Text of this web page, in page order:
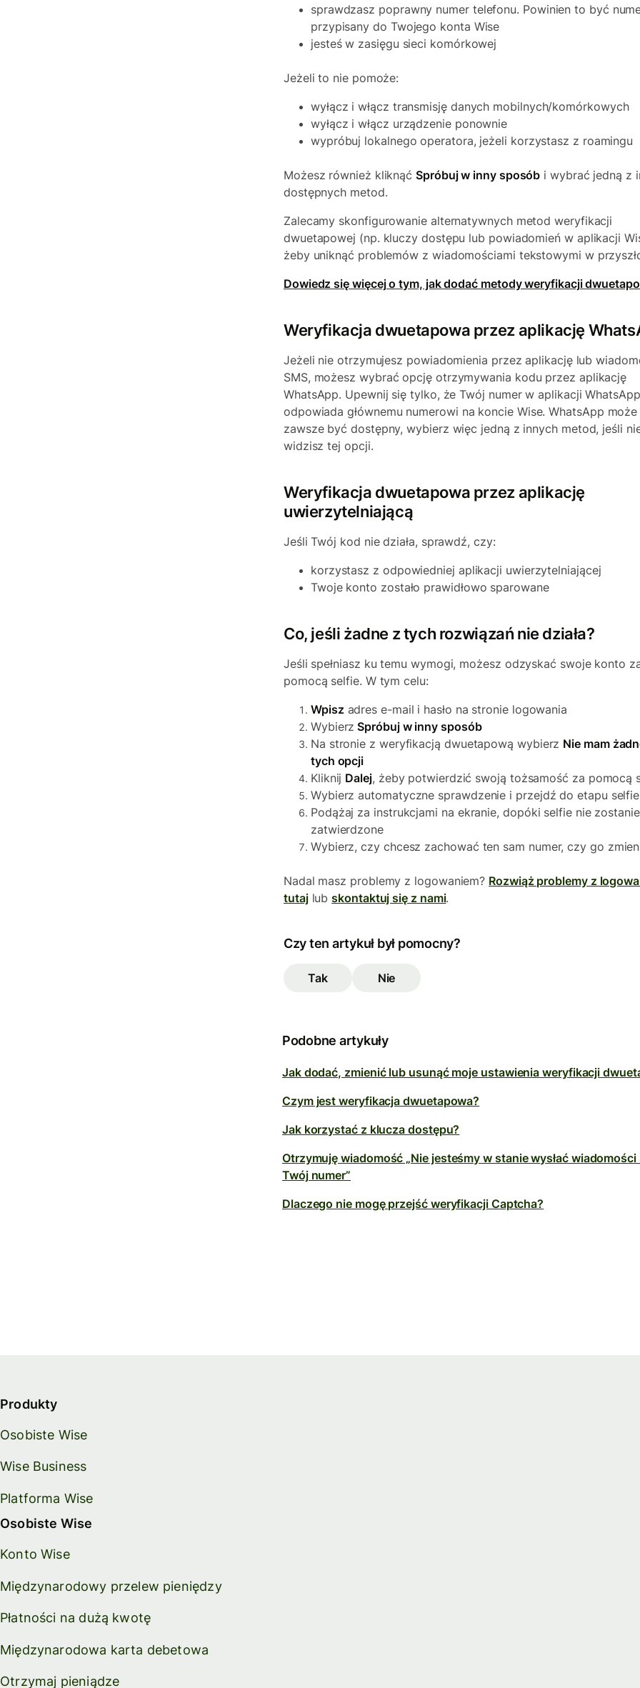
sprawdzasz poprawny numer telefonu. Powinien to być
przypisany do Twojego konta Wise
jesteś w zasięgu sieci komórkowej
Jeżeli to nie pomoże:
wyłącz i włącz transmisję danych mobilnych/komórkowych
wyłącz i włącz urządzenie ponownie
wypróbuj lokalnego operatora, jeżeli korzystasz z roamingu
Możesz również kliknąćSpróbuj w inny sposób i wybrać jedną z
dostępnych metod.
Zalecamy skonfigurowanie alternatywnych metod weryfikacji
dwuetapowej (np. kluczy dostępu lub powiadomień w aplikacji
żeby uniknąć problemów z wiadomościami tekstowymi w
Dowiedz się więcej o tym, jak dodać metody weryfikacji
Weryfikacja dwuetapowa przez aplikację
Jeżeli nie otrzymujesz powiadomienia przez aplikację lub
SMS, możesz wybrać opcję otrzymywania kodu przez aplikację
WhatsApp. Upewnij się tylko, że Twój numer w aplikacji WhatsApp
odpowiada głównemu numerowi na koncie Wise. WhatsApp może
zawsze być dostępny, wybierz więc jedną z innych metod, jeśli
widzisz tej opcji.
Weryfikacja dwuetapowa przez aplikację
uwierzytelniającą
Jeśli Twój kod nie działa, sprawdź, czy:
korzystasz z odpowiedniej aplikacji uwierzytelniającej
Twoje konto zostało prawidłowo sparowane
Co, jeśli żadne z tych rozwiązań nie działa?
Jeśli spełniasz ku temu wymogi, możesz odzyskać swoje konto
pomocą selfie. W tym celu:
Wpiszadres e-mail i hasło na stronie logowania
Wybierz Spróbuj w inny sposób
Na stronie z weryfikacją dwuetapową wybierz Nie mam
tych opcji
Kliknij Dalej, żeby potwierdzić swoją tożsamość za pomocą
Wybierz automatyczne sprawdzenie i przejdź do etapu selfie
Podążaj za instrukcjami na ekranie, dopóki selfie nie zostanie
zatwierdzone
Wybierz, czy chcesz zachować ten sam numer, czy go
Nadal masz problemy z logowaniem? Rozwiąż problemy z
tutajlubskontaktuj się z nami.
Czy ten artykuł był pomocny?
Tak Nie
Podobne artykuły
Jak dodać, zmienić lub usunąć moje ustawienia weryfikacji
Czym jest weryfikacja dwuetapowa?
Jak korzystać z klucza dostępu?
Otrzymuję wiadomość „Nie jesteśmy w stanie wysłać wiadomości
Twój numer”
Dlaczego nie mogę przejść weryfikacji Captcha?
Produkty
Osobiste Wise
Wise Business
Platforma Wise
Osobiste Wise
Konto Wise
Międzynarodowy przelew pieniędzy
Płatności na dużą kwotę
Międzynarodowa karta debetowa
Otrzymaj pieniądze